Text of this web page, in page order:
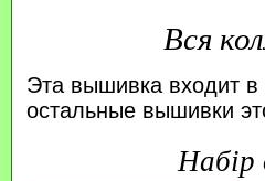
Вся
Эта вышивка входит
остальные вышивки